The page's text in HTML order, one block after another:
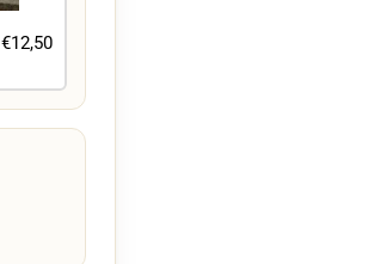
€12,50